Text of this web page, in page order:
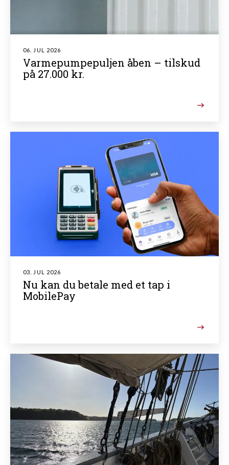
06. JUL 2026
Varmepumpepuljen åben – tilskud
på 27.000 kr.
03. JUL 2026
Nu kan du betale med et tap i
MobilePay